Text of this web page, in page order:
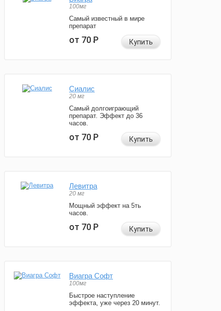
100мг
Самый известный в мире
препарат
от 70Р Купить
Сиалис
20 мг
Самый долгоиграющий
препарат. Эффект до 36
часов.
от 70Р Купить
Левитра
20 мг
Мощный эффект на 5ть
часов.
от 70Р Купить
Виагра Софт
100мг
Быстрое наступление
эффекта, уже через 20 минут.